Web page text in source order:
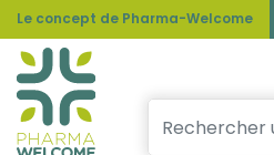
Le concept de Pharma-Welcome